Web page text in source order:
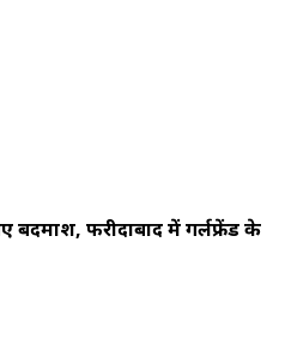
बदमाश, फरीदाबाद में गर्लफ्रेंड के